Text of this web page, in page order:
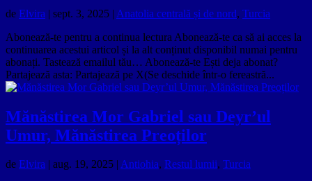
de Elvira | sept. 3, 2025 | Anatolia centrală și de nord, Turcia
Abonează-te pentru a continua lectura Abonează-te ca să ai acces la
continuarea acestui articol și la alt conținut disponibil numai pentru
abonați. Tastează emailul tău… Abonează-te Ești deja abonat?
Partajează asta: Partajează pe X(Se deschide într-o fereastră...
Mănăstirea Mor Gabriel sau Deyr’ul
Umur, Mănăstirea Preoților
de Elvira | aug. 19, 2025 | Antiohia, Restul lumii, Turcia